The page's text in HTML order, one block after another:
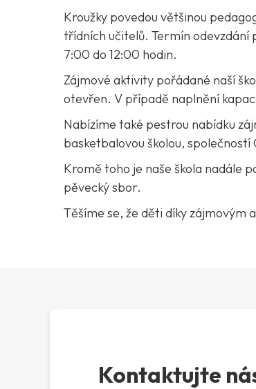
Kroužky povedou většinou
třídních učitelů. Termín
7:00 do 12:00 hodin.
Zájmové aktivity pořádané naší
otevřen. V případě naplnění
Nabízíme také pestrou nabídku
basketbalovou školou,
Kromě toho je naše škola nadále
pěvecký sbor.
Těšíme se, že děti díky zájmovým
Kontaktujte